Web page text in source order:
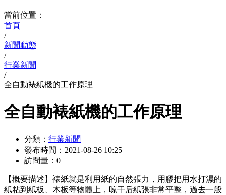
當前位置：
首頁
/
新聞動態
/
行業新聞
/
全自動裱紙機的工作原理
全自動裱紙機的工作原理
分類： 行業新聞
發布時間： 2021-08-26 10:25
訪問量： 0
【概要描述】 裱紙就是利用紙的自然張力，用膠把用水打濕的
紙粘到紙板、木板等物體上，晾干后紙張非常平整，過去一般